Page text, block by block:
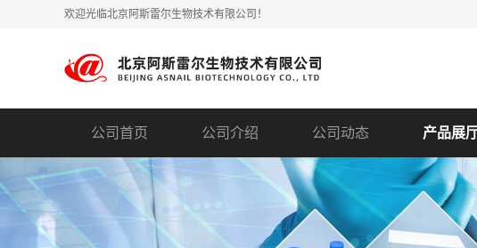
欢迎光临北京阿斯雷尔生物技术有限公司！
公司首页 公司介绍 公司动态 产品展